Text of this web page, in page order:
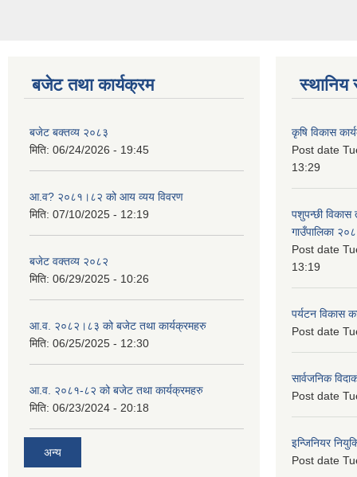
बजेट तथा कार्यक्रम
बजेट बक्तव्य २०८३
मिति: 06/24/2026 - 19:45
आ.व? २०८१।८२ को आय व्यय विवरण
मिति: 07/10/2025 - 12:19
बजेट वक्तव्य २०८२
मिति: 06/29/2025 - 10:26
आ.व. २०८२।८३ को बजेट तथा कार्यक्रमहरु
मिति: 06/25/2025 - 12:30
आ.व. २०८१-८२ को बजेट तथा कार्यक्रमहरु
मिति: 06/23/2024 - 20:18
अन्य
स्थानिय
कृषि विकास
Post date
13:29
पशुपन्छी विकास
गाउँपालिका
Post date
13:19
पर्यटन विकास
Post date
सार्वजनिक
Post date
इन्जिनियर
Post date